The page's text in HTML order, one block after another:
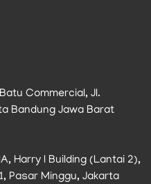
Commercial, Jl.
Bandung Jawa Barat
Harry I Building (Lantai 2),
Pasar Minggu, Jakarta